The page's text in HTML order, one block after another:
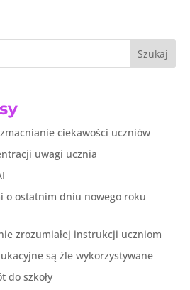
Szukaj
ciekawości uczniów
uwagi ucznia
o ostatnim dniu nowego roku
zrozumiałej instrukcji uczniom
są źle wykorzystywane
do szkoły